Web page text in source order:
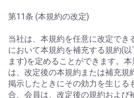
第11条 (本規約の改定)
当社は、本規約を任意に改定でき
において本規約を補充する規約(
ます)を定めることができます。
は、改定後の本規約または補充規
掲示したときにその効力を生じる
合、会員は、改定後の規約および